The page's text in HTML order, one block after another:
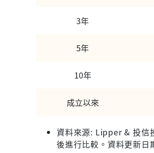
3年
5年
10年
成立以來
資料來源: Lipper & 投信
後進行比較。資料更新日